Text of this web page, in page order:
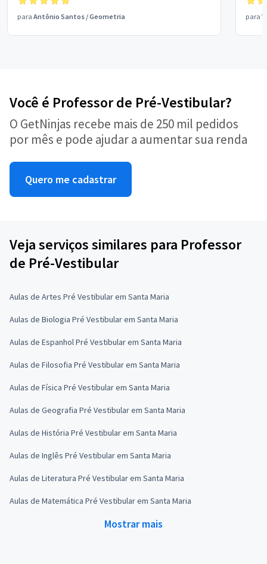
para Antônio Santos /Geometria para
Você é Professor de Pré-Vestibular?
O GetNinjas recebe mais de 250 mil pedidos
por mês e pode ajudar a aumentar sua renda
Quero me cadastrar
Veja serviços similares para Professor
de Pré-Vestibular
Aulas de Artes Pré Vestibular em Santa Maria
Aulas de Biologia Pré Vestibular em Santa Maria
Aulas de Espanhol Pré Vestibular em Santa Maria
Aulas de Filosofia Pré Vestibular em Santa Maria
Aulas de Física Pré Vestibular em Santa Maria
Aulas de Geografia Pré Vestibular em Santa Maria
Aulas de História Pré Vestibular em Santa Maria
Aulas de Inglês Pré Vestibular em Santa Maria
Aulas de Literatura Pré Vestibular em Santa Maria
Aulas de Matemática Pré Vestibular em Santa Maria
Mostrar mais